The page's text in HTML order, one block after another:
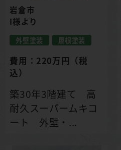
岩倉市
I様より
外壁塗装 屋根塗装
費用：220万円（税
込）
築30年3階建て 高
耐久スーパームキコ
ート 外壁・...